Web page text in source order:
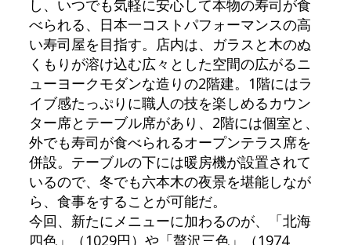
し、いつでも気軽に安心して本物の寿司が食
べられる、日本一コストパフォーマンスの高
い寿司屋を目指す。店内は、ガラスと木のぬ
くもりが溶け込む広々とした空間の広がるニ
ューヨークモダンな造りの2階建。1階にはラ
イブ感たっぷりに職人の技を楽しめるカウン
ター席とテーブル席があり、2階には個室と、
外でも寿司が食べられるオープンテラス席を
併設。テーブルの下には暖房機が設置されて
いるので、冬でも六本木の夜景を堪能しなが
ら、食事をすることが可能だ。
今回、新たにメニューに加わるのが、「北海
四色」（1029円）や「贅沢三色」（1974